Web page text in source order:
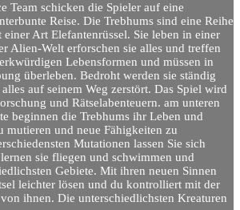
Team schicken die Spieler auf eine
Reise. Die Trebhums sind eine Reihe
Art Elefantenrüssel. Sie leben in einer
Alien-Welt erforschen sie alles und treffen
Lebensformen und müssen in
überleben. Bedroht werden sie ständig
auf seinem Weg zerstört. Das Spiel wird
und Rätselabenteuern. am unteren
beginnen die Trebhums ihr Leben und
mutieren und neue Fähigkeiten zu
Mutationen lassen Sie sich
sie fliegen und schwimmen und
Gebiete. Mit ihren neuen Sinnen
leichter lösen und du kontrolliert mit der
ihnen. Die unterschiedlichsten Kreaturen